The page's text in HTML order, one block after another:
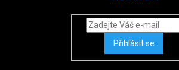
Přihlásit se